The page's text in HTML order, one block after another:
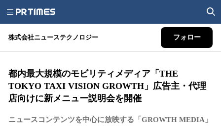
株式会社ニューステクノロジー フォロー
都内最大規模のモビリティメディア「THE
TOKYO TAXI VISION GROWTH」広告主・代理
店向けに新メニュー説明会を開催
ニュースコンテンツを中心に放映する「GROWTH MEDIA」